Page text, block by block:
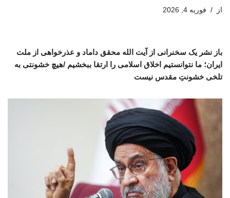
از فوریه 4, 2026
باز نشر یک سخنرانی از آیت الله محقق داماد و عذرخواهی از ملت
ایران؛ ما نتوانستیم اخلاق اسلامی را ارتقا ببخشیم /هیچ خشونتی به
تلخی خشونتِ مقدس نیست